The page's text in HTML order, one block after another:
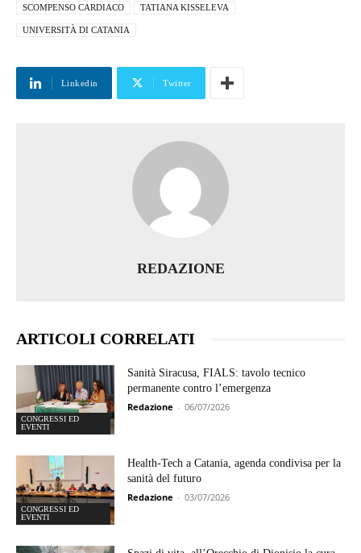
SCOMPENSO CARDIACO TATIANA KISSELEVA
UNIVERSITÀ DI CATANIA
Linkedin Twitter
REDAZIONE
ARTICOLI CORRELATI
CONGRESSI ED
EVENTI
Sanità Siracusa, FIALS: tavolo tecnico
permanente contro l’emergenza
Redazione - 06/07/2026
CONGRESSI ED
EVENTI
Health-Tech a Catania, agenda condivisa per la
sanità del futuro
Redazione - 03/07/2026